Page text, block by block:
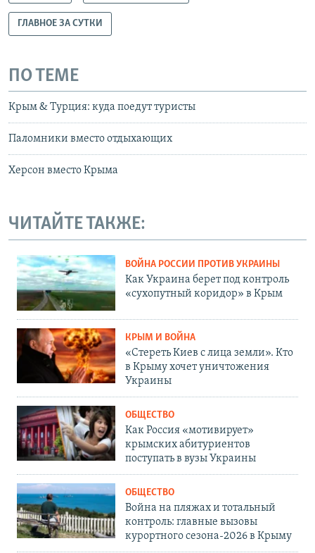
ГЛАВНОЕ ЗА СУТКИ
ПО ТЕМЕ
Крым & Турция: куда поедут туристы
Паломники вместо отдыхающих
Херсон вместо Крыма
ЧИТАЙТЕ ТАКЖЕ:
ВОЙНА РОССИИ ПРОТИВ УКРАИНЫ
Как Украина берет под контроль
«сухопутный коридор» в Крым
КРЫМ И ВОЙНА
«Стереть Киев с лица земли». Кто
в Крыму хочет уничтожения
Украины
ОБЩЕСТВО
Как Россия «мотивирует»
крымских абитуриентов
поступать в вузы Украины
ОБЩЕСТВО
Война на пляжах и тотальный
контроль: главные вызовы
курортного сезона-2026 в Крыму